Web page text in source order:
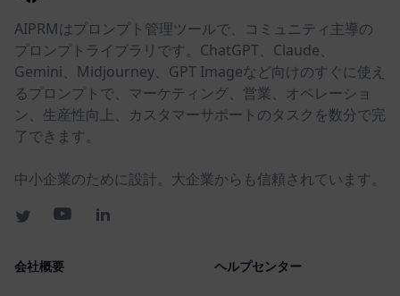
AIPRMはプロンプト管理ツールで、コミュニティ主導の
プロンプトライブラリです。ChatGPT、Claude、
Gemini、Midjourney、GPT Imageなど向けのすぐに使え
るプロンプトで、マーケティング、営業、オペレーショ
ン、生産性向上、カスタマーサポートのタスクを数分で完
了できます。
中小企業のために設計。大企業からも信頼されています。
会社概要 ヘルプセンター